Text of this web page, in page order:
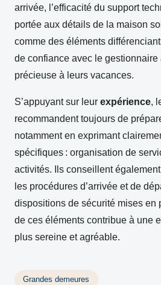
arrivée, l’efficacité du support
portée aux détails de la maison
comme des éléments
de confiance avec le
précieuse à leurs vacances.
S’appuyant sur leur expérience,
recommandent toujours de
notamment en exprimant
spécifiques : organisation de
activités. Ils conseillent
les procédures d’arrivée et de
dispositions de sécurité mises en
de ces éléments contribue à une
plus sereine et agréable.
Grandes demeures